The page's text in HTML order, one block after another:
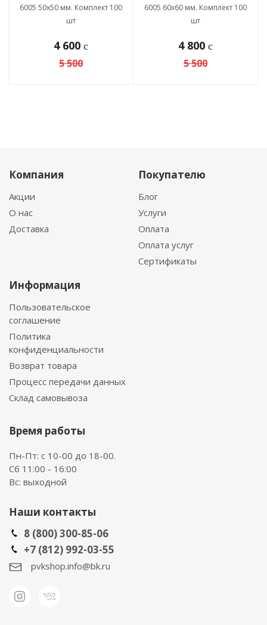
6005 50х50 мм. Комплект 100
шт
4 600 c
5 500
6005 60х60 мм. Комплект 100
шт
4 800 c
5 500
Компания
Акции
О нас
Доставка
Покупателю
Блог
Услуги
Оплата
Оплата услуг
Сертификаты
Информация
Пользовательское
соглашение
Политика
конфиденциальности
Возврат товара
Процесс передачи данных
Склад самовывоза
Время работы
Пн-Пт: с 10-00 до 18-00.
Сб 11:00 - 16:00
Вс: выходной
Наши контакты
8 (800) 300-85-06
+7 (812) 992-03-55
pvkshop.info@bk.ru